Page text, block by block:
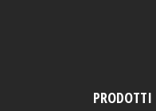
PRODOTTI